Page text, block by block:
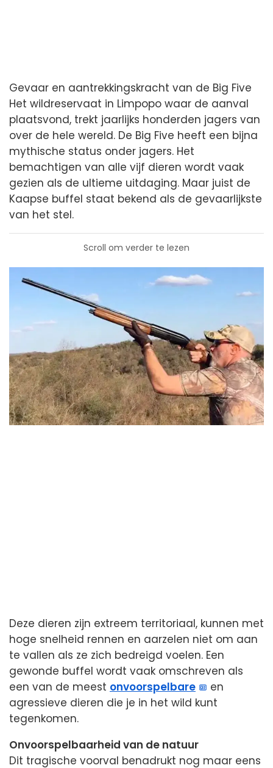
Gevaar en aantrekkingskracht van de Big Five
Het wildreservaat in Limpopo waar de aanval
plaatsvond, trekt jaarlijks honderden jagers van
over de hele wereld. De Big Five heeft een bijna
mythische status onder jagers. Het
bemachtigen van alle vijf dieren wordt vaak
gezien als de ultieme uitdaging. Maar juist de
Kaapse buffel staat bekend als de gevaarlijkste
van het stel.
Scroll om verder te lezen
Deze dieren zijn extreem territoriaal, kunnen met
hoge snelheid rennen en aarzelen niet om aan
te vallen als ze zich bedreigd voelen. Een
gewonde buffel wordt vaak omschreven als
een van de meest onvoorspelbare
en
agressieve dieren die je in het wild kunt
tegenkomen.
Onvoorspelbaarheid van de natuur
Dit tragische voorval benadrukt nog maar eens